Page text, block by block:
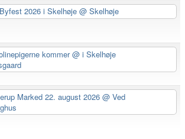
Byfest 2026 i Skelhøje@ Skelhøje
kommer@ i Skelhøje
Marked 22. august 2026 @ Ved